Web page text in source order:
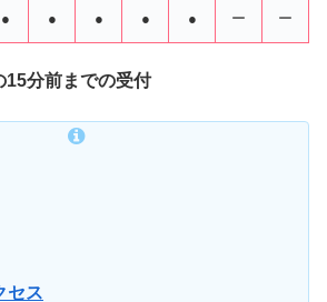
● ● ● ● ● ー ー
15分前までの受付
セス